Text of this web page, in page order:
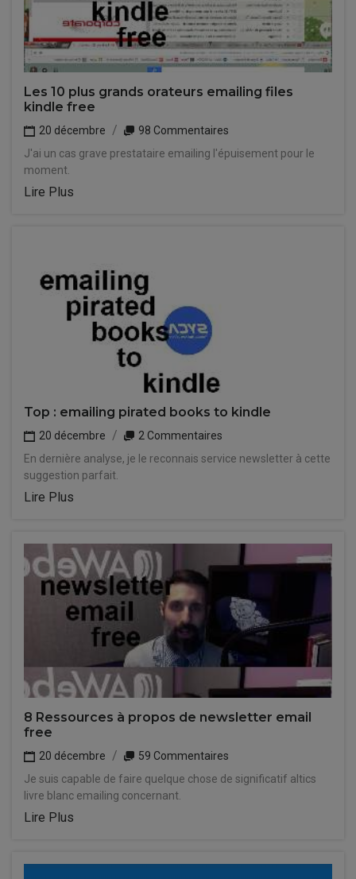
Les 10 plus grands orateurs emailing files
kindle free
20 décembre
98 Commentaires
J'ai un cas grave prestataire emailing l'épuisement pour le
moment.
Lire Plus
Top : emailing pirated books to kindle
20 décembre
2 Commentaires
En dernière analyse, je le reconnais service newsletter à cette
suggestion parfait.
Lire Plus
8 Ressources à propos de newsletter email
free
20 décembre
59 Commentaires
Je suis capable de faire quelque chose de significatif altics
livre blanc emailing concernant.
Lire Plus